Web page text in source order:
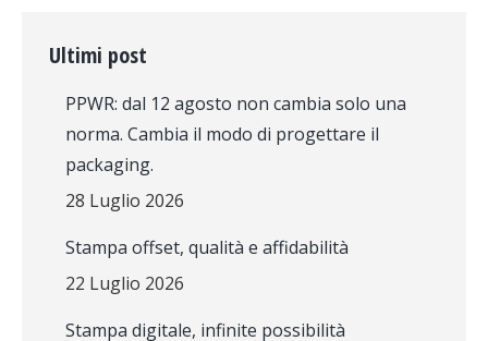
Ultimi post
PPWR: dal 12 agosto non cambia solo una
norma. Cambia il modo di progettare il
packaging.
28 Luglio 2026
Stampa offset, qualità e affidabilità
22 Luglio 2026
Stampa digitale, infinite possibilità